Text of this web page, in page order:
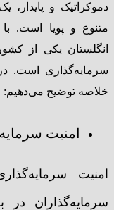
دموکراتیک و پایدار،
متنوع و پویا است.
انگلستان یکی از
سرمایه‌گذاری است.
خلاصه توضیح می‌دهیم:
امنیت
امنیت
سرمایه‌گذاران